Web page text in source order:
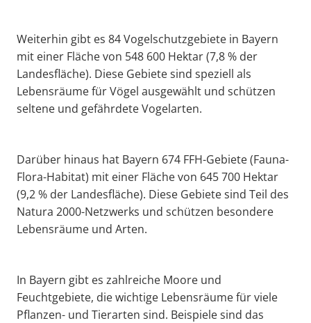
Weiterhin gibt es 84 Vogelschutzgebiete in Bayern
mit einer Fläche von 548 600 Hektar (7,8 % der
Landesfläche). Diese Gebiete sind speziell als
Lebensräume für Vögel ausgewählt und schützen
seltene und gefährdete Vogelarten.
Darüber hinaus hat Bayern 674 FFH-Gebiete (Fauna-
Flora-Habitat) mit einer Fläche von 645 700 Hektar
(9,2 % der Landesfläche). Diese Gebiete sind Teil des
Natura 2000-Netzwerks und schützen besondere
Lebensräume und Arten.
In Bayern gibt es zahlreiche Moore und
Feuchtgebiete, die wichtige Lebensräume für viele
Pflanzen- und Tierarten sind. Beispiele sind das